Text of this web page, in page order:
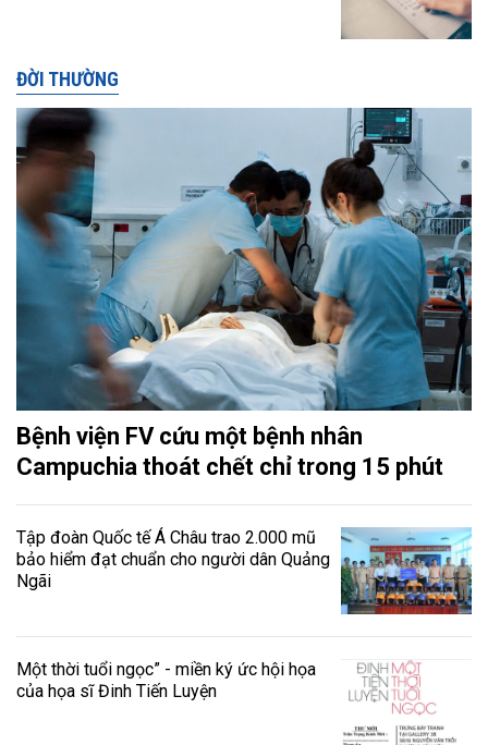
ĐỜI THƯỜNG
Bệnh viện FV cứu một bệnh nhân
Campuchia thoát chết chỉ trong 15 phút
Tập đoàn Quốc tế Á Châu trao 2.000 mũ
bảo hiểm đạt chuẩn cho người dân Quảng
Ngãi
Một thời tuổi ngọc” - miền ký ức hội họa
của họa sĩ Đinh Tiến Luyện